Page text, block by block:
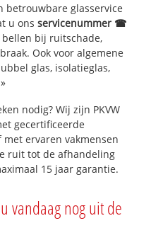
betrouwbare glasservice
u onsservicenummer ☎
bij ruitschade,
Ook voor algemene
glas, isolatieglas,
»
nodig? Wij zijn PKVW
gecertificeerde
ervaren vakmensen
ruit tot de afhandeling
15 jaar garantie.
vandaag nog uit de